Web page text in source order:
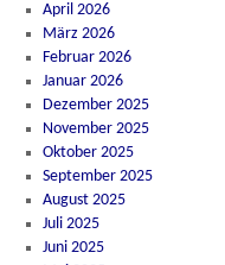
April 2026
März 2026
Februar 2026
Januar 2026
Dezember 2025
November 2025
Oktober 2025
September 2025
August 2025
Juli 2025
Juni 2025